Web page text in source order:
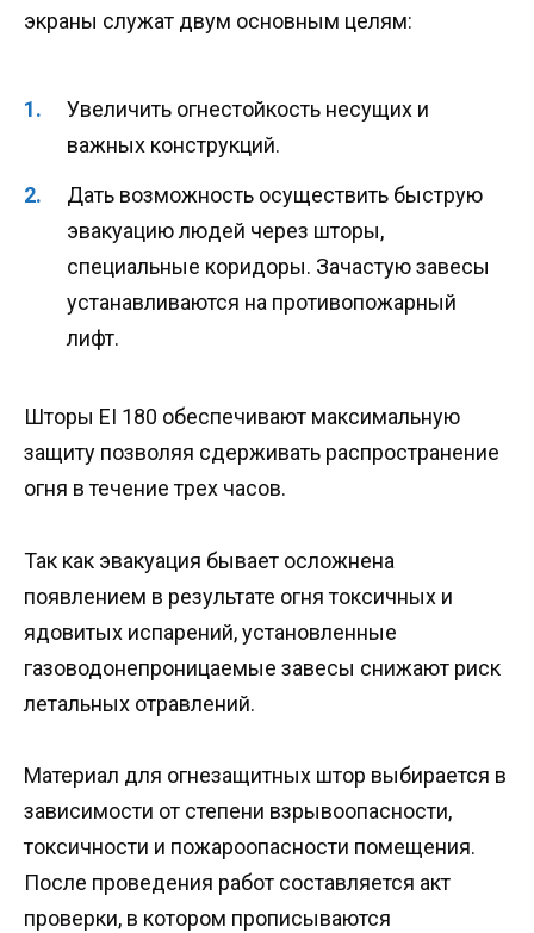
экраны служат двум основным целям:
Увеличить огнестойкость несущих и
важных конструкций.
Дать возможность осуществить быструю
эвакуацию людей через шторы,
специальные коридоры. Зачастую завесы
устанавливаются на противопожарный
лифт.
Шторы EI 180 обеспечивают максимальную
защиту позволяя сдерживать распространение
огня в течение трех часов.
Так как эвакуация бывает осложнена
появлением в результате огня токсичных и
ядовитых испарений, установленные
газоводонепроницаемые завесы снижают риск
летальных отравлений.
Материал для огнезащитных штор выбирается в
зависимости от степени взрывоопасности,
токсичности и пожароопасности помещения.
После проведения работ составляется акт
проверки, в котором прописываются